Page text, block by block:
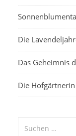
Die
Das Geheimnis
Die